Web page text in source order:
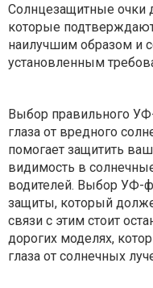
Солнцезащитные очки
которые
наилучшим образом и
установленным
Выбор правильного
глаза от вредного
помогает защитить
видимость в
водителей. Выбор УФ-
защиты, который
связи с этим стоит
дорогих моделях,
глаза от солнечных